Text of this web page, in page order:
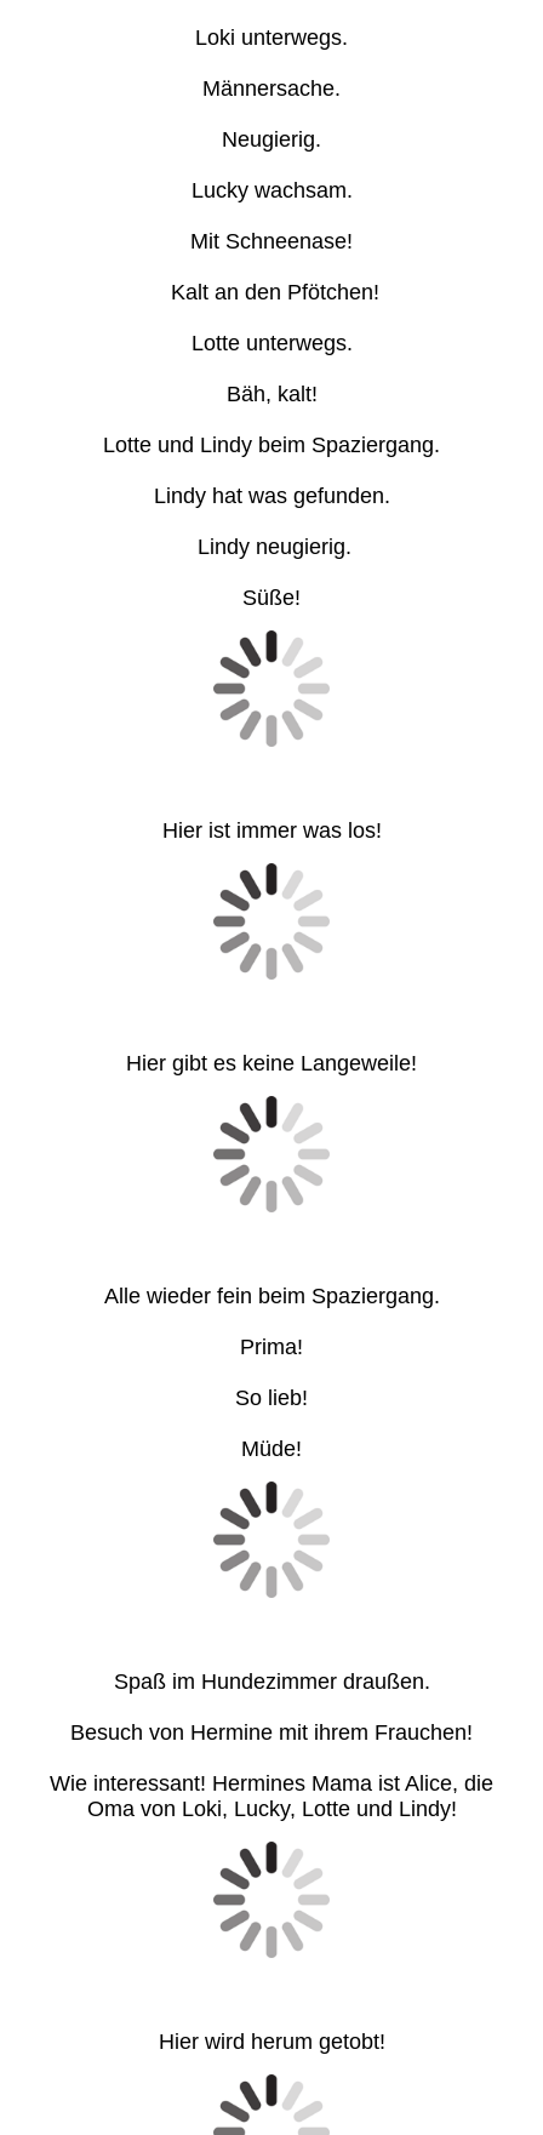
Loki unterwegs.
Männersache.
Neugierig.
Lucky wachsam.
Mit Schneenase!
Kalt an den Pfötchen!
Lotte unterwegs.
Bäh, kalt!
Lotte und Lindy beim Spaziergang.
Lindy hat was gefunden.
Lindy neugierig.
Süße!
Hier ist immer was los!
Hier gibt es keine Langeweile!
Alle wieder fein beim Spaziergang.
Prima!
So lieb!
Müde!
Spaß im Hundezimmer draußen.
Besuch von Hermine mit ihrem Frauchen!
Wie interessant! Hermines Mama ist Alice, die
Oma von Loki, Lucky, Lotte und Lindy!
Hier wird herum getobt!